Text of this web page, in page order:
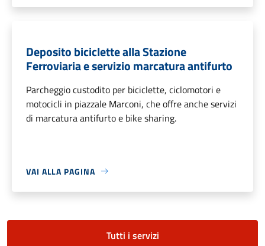
Deposito biciclette alla Stazione
Ferroviaria e servizio marcatura antifurto
Parcheggio custodito per biciclette, ciclomotori e
motocicli in piazzale Marconi, che offre anche servizi
di marcatura antifurto e bike sharing.
VAI ALLA PAGINA
Tutti i servizi